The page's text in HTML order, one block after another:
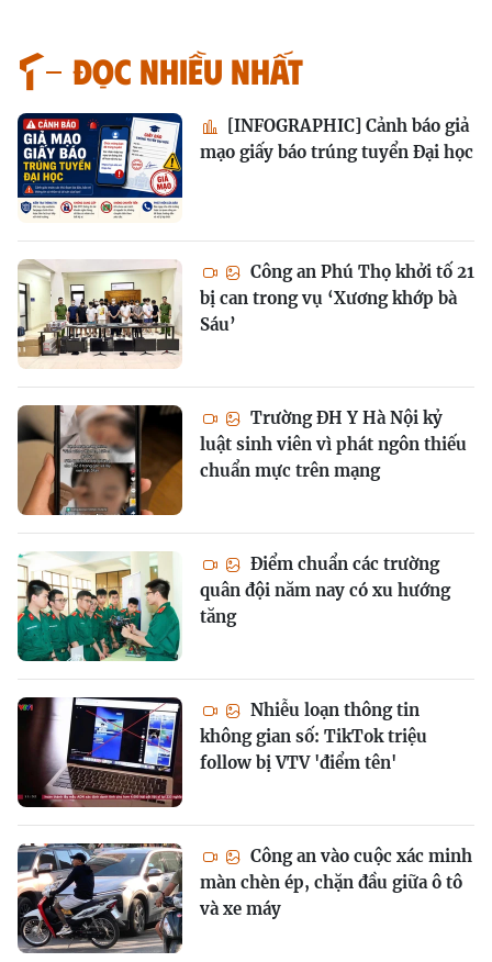
Đọc nhiều nhất
[INFOGRAPHIC] Cảnh báo giả
mạo giấy báo trúng tuyển Đại học
Công an Phú Thọ khởi tố 21
bị can trong vụ ‘Xương khớp bà
Sáu’
Trường ĐH Y Hà Nội kỷ
luật sinh viên vì phát ngôn thiếu
chuẩn mực trên mạng
Điểm chuẩn các trường
quân đội năm nay có xu hướng
tăng
Nhiễu loạn thông tin
không gian số: TikTok triệu
follow bị VTV 'điểm tên'
Công an vào cuộc xác minh
màn chèn ép, chặn đầu giữa ô tô
và xe máy